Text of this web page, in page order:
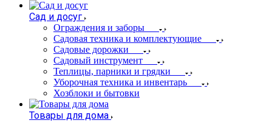
Сад и досуг
Ограждения и заборы
Садовая техника и комплектующие
Садовые дорожки
Садовый инструмент
Теплицы, парники и грядки
Уборочная техника и инвентарь
Хозблоки и бытовки
Товары для дома